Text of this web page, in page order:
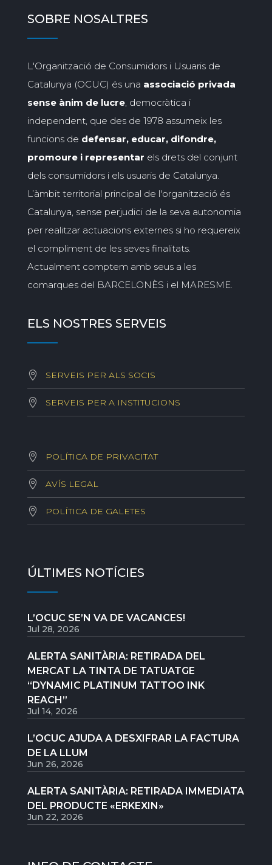
SOBRE NOSALTRES
L'Organització de Consumidors i Usuaris de
Catalunya (OCUC) és una associació privada
sense ànim de lucre, democràtica i
independent, que des de 1978 assumeix les
funcions de defensar, educar, difondre,
promoure i representar els drets del conjunt
dels consumidors i els usuaris de Catalunya.
L’àmbit territorial principal de l'organització és
Catalunya, sense perjudici de la seva autonomia
per realitzar actuacions externes si ho requereix
el compliment de les seves finalitats.
Actualment comptem amb seus a les
comarques del BARCELONÈS i el MARESME.
ELS NOSTRES SERVEIS
SERVEIS PER ALS SOCIS
SERVEIS PER A INSTITUCIONS
POLÍTICA DE PRIVACITAT
AVÍS LEGAL
POLÍTICA DE GALETES
ÚLTIMES NOTÍCIES
L’OCUC SE’N VA DE VACANCES!
Jul 28, 2026
ALERTA SANITÀRIA: RETIRADA DEL
MERCAT LA TINTA DE TATUATGE
“DYNAMIC PLATINUM TATTOO INK
REACH”
Jul 14, 2026
L’OCUC AJUDA A DESXIFRAR LA FACTURA
DE LA LLUM
Jun 26, 2026
ALERTA SANITÀRIA: RETIRADA IMMEDIATA
DEL PRODUCTE «ERKEXIN»
Jun 22, 2026